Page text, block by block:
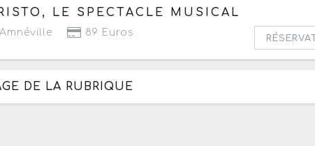
au samedi 19 septembre 2026
le vendredi 18 septembre 2026 à 20h
LE SPECTACLE MUSICAL
Amnéville 89 Euros
DE LA RUBRIQUE